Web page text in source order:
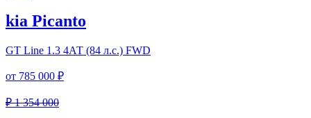
kia Picanto
GT Line 1.3 4АТ (84 л.с.) FWD
от 785 000 ₽
₽ 1 354 000